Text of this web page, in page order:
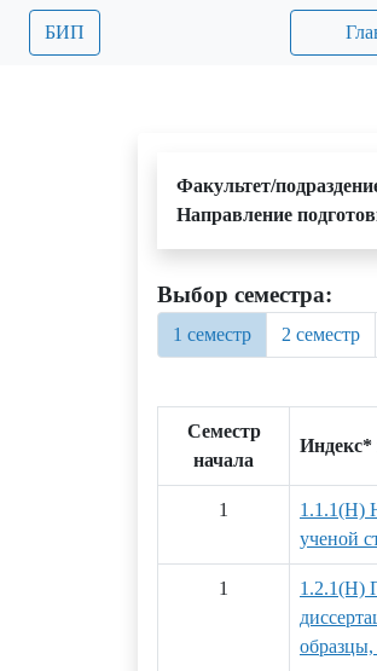
БИП
Факультет/
Направление
Выбор семестра:
1 семестр 2 семестр
Семестр
начала
Индекс*
1
1.1.1(Н)
ученой
1
1.2.1(Н)
образцы,